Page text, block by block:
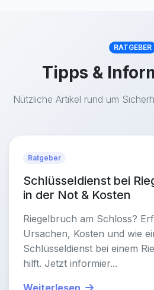
RATGEBER
Tipps &
Nützliche Artikel rund um
Ratgeber
Schlüsseldienst bei
in der Not & Kosten
Riegelbruch am Schloss?
Ursachen, Kosten und wie
Schlüsseldienst bei einem
hilft. Jetzt informier...
Weiterlesen